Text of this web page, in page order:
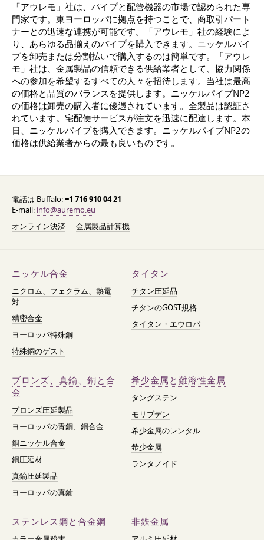
「アウレモ」社は、パイプと配管機器の市場で認められた専
門家です。東ヨーロッパに拠点を持つことで、商取引パート
ナーとの迅速な連携が可能です。「アウレモ」社の経験によ
り、あらゆる品揃えのパイプを購入できます。ニッケルパイ
プを卸売または分割払いで購入するのは簡単です。「アウレ
モ」社は、金属製品の信頼できる供給業者として、協力関係
への参加を希望するすべての人々を招待します。当社は最高
の価格と品質のバランスを提供します。ニッケルパイプNP2
の価格は卸売の購入者に優遇されています。全製品は認証さ
れています。宅配便サービスが注文を迅速に配達します。本
日、ニッケルパイプを購入できます。ニッケルパイプNP2の
価格は供給業者からの最も良いものです。
電話は Buffalo:+1 716 910 04 21
E-mail: info@auremo.eu
オンライン決済
金属製品計算機
ニッケル合金
ニクロム、フェクラム、熱電
対
精密合金
ヨーロッパ特殊鋼
特殊鋼のゲスト
タイタン
チタン圧延品
チタンのGOST規格
タイタン・エウロパ
ブロンズ、真鍮、銅と合
金
ブロンズ圧延製品
ヨーロッパの青銅、銅合金
銅ニッケル合金
銅圧延材
真鍮圧延製品
ヨーロッパの真鍮
希少金属と難溶性金属
タングステン
モリブデン
希少金属のレンタル
希少金属
ランタノイド
ステンレス鋼と合金鋼 非鉄金属